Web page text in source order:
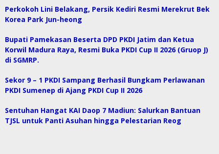
Perkokoh Lini Belakang, Persik Kediri Resmi Merekrut Bek
Korea Park Jun-heong
Bupati Pamekasan Beserta DPD PKDI Jatim dan Ketua
Korwil Madura Raya, Resmi Buka PKDI Cup II 2026 (Gruop J)
di SGMRP.
Sekor 9 – 1 PKDI Sampang Berhasil Bungkam Perlawanan
PKDI Sumenep di Ajang PKDI Cup II 2026
Sentuhan Hangat KAI Daop 7 Madiun: Salurkan Bantuan
TJSL untuk Panti Asuhan hingga Pelestarian Reog